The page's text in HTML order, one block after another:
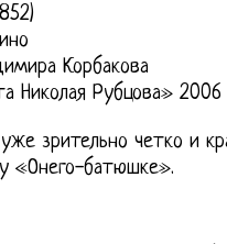
Корбакова
Николая Рубцова» 2006
зрительно четко и
«Онего-батюшке».